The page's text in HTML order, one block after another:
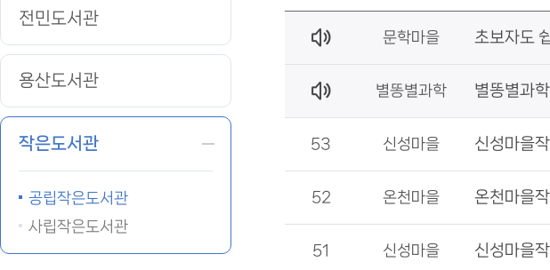
전민도서관
용산도서관
작은도서관
공립작은도서관
사립작은도서관
문학마을 초보자도
별똥별과학 별똥별과
53 신성마을 신성마을
52 온천마을 온천마을
51 신성마을 신성마을